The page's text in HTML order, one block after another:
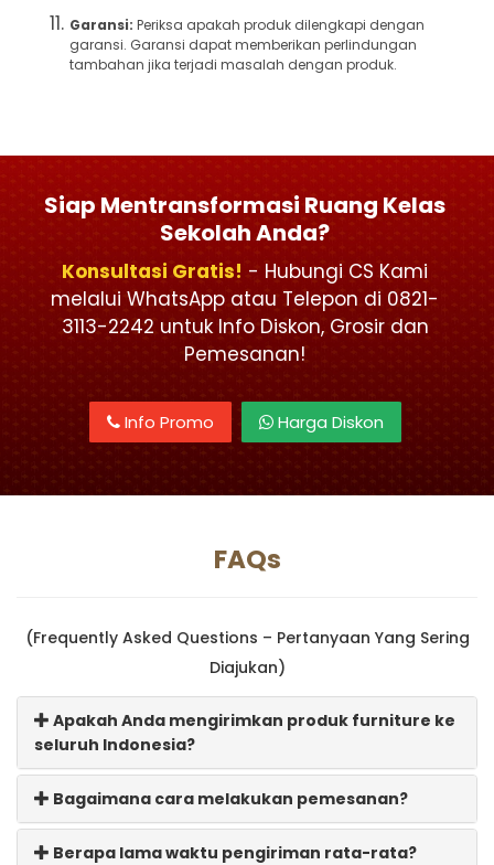
Garansi: Periksa apakah produk dilengkapi dengan
garansi. Garansi dapat memberikan perlindungan
tambahan jika terjadi masalah dengan produk.
Siap Mentransformasi Ruang Kelas
Sekolah Anda?
Konsultasi Gratis! - Hubungi CS Kami
melalui WhatsApp atau Telepon di 0821-
3113-2242 untuk Info Diskon, Grosir dan
Pemesanan!
Info Promo Harga Diskon
FAQs
(Frequently Asked Questions – Pertanyaan Yang Sering
Diajukan)
Apakah Anda mengirimkan produk furniture ke
seluruh Indonesia?
Bagaimana cara melakukan pemesanan?
Berapa lama waktu pengiriman rata-rata?